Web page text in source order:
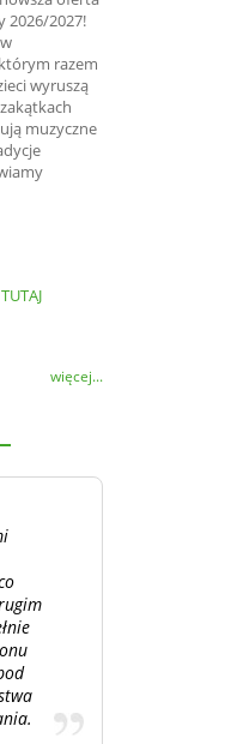
2026/2027!
razem
wyruszą
muzyczne
więcej...